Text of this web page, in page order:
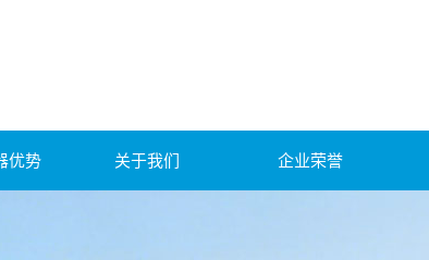
优势 关于我们 企业荣誉